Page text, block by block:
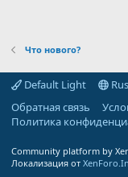
Что нового?
Default Light
Обратная связь
Политика
Community platform by
Локализация от